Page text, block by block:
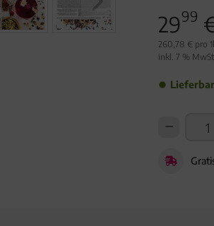
2999
260,78 € pro
inkl. 7 %
Lieferbar